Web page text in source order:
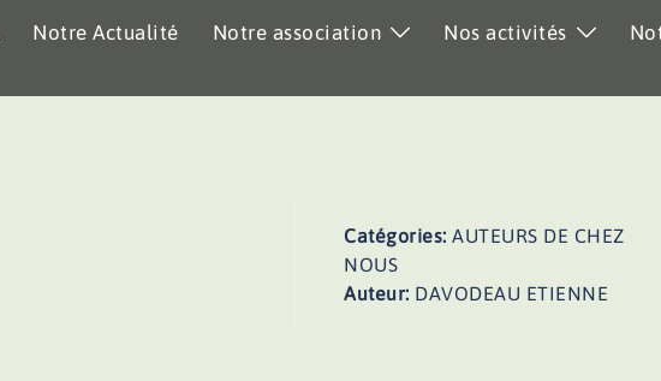
Notre Actualité Notre association Nos activités
Catégories:AUTEURS DE CHEZ
NOUS
Auteur: DAVODEAU ETIENNE